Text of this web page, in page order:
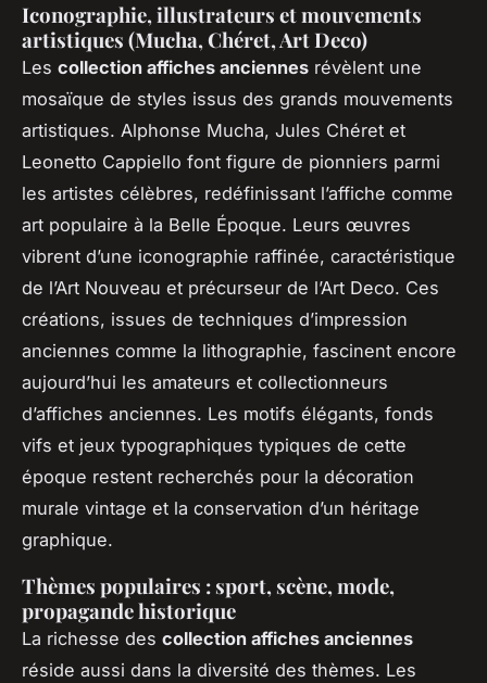
Iconographie, illustrateurs et mouvements
artistiques (Mucha, Chéret, Art Deco)
Les collection affiches anciennes révèlent une
mosaïque de styles issus des grands mouvements
artistiques. Alphonse Mucha, Jules Chéret et
Leonetto Cappiello font figure de pionniers parmi
les artistes célèbres, redéfinissant l’affiche comme
art populaire à la Belle Époque. Leurs œuvres
vibrent d’une iconographie raffinée, caractéristique
de l’Art Nouveau et précurseur de l’Art Deco. Ces
créations, issues de techniques d’impression
anciennes comme la lithographie, fascinent encore
aujourd’hui les amateurs et collectionneurs
d’affiches anciennes. Les motifs élégants, fonds
vifs et jeux typographiques typiques de cette
époque restent recherchés pour la décoration
murale vintage et la conservation d’un héritage
graphique.
Thèmes populaires : sport, scène, mode,
propagande historique
La richesse des collection affiches anciennes
réside aussi dans la diversité des thèmes. Les